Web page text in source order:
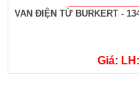
VAN ĐIỆN TỪ BURKERT -
Giá: